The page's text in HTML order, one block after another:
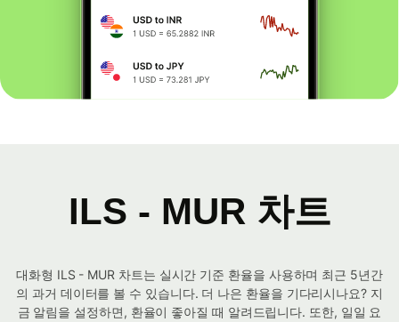
ILS - MUR 차트
대화형 ILS - MUR 차트는 실시간 기준 환율을 사용하며 최근 5년간
의 과거 데이터를 볼 수 있습니다. 더 나은 환율을 기다리시나요? 지
금 알림을 설정하면, 환율이 좋아질 때 알려드립니다. 또한, 일일 요